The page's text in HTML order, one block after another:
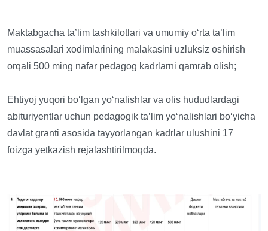
Maktabgacha ta’lim tashkilotlari va umumiy o‘rta ta’lim
muassasalari xodimlarining malakasini uzluksiz oshirish
orqali 500 ming nafar pedagog kadrlarni qamrab olish;
Ehtiyoj yuqori bo‘lgan yo‘nalishlar va olis hududlardagi
abituriyentlar uchun pedagogik ta’lim yo‘nalishlari bo‘yicha
davlat granti asosida tayyorlangan kadrlar ulushini 17
foizga yetkazish rejalashtirilmoqda.